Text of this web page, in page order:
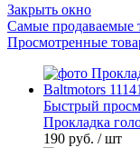
Закрыть окно
Самые продаваемые
Просмотренные
Быстрый
Прокладка
190 руб. / шт